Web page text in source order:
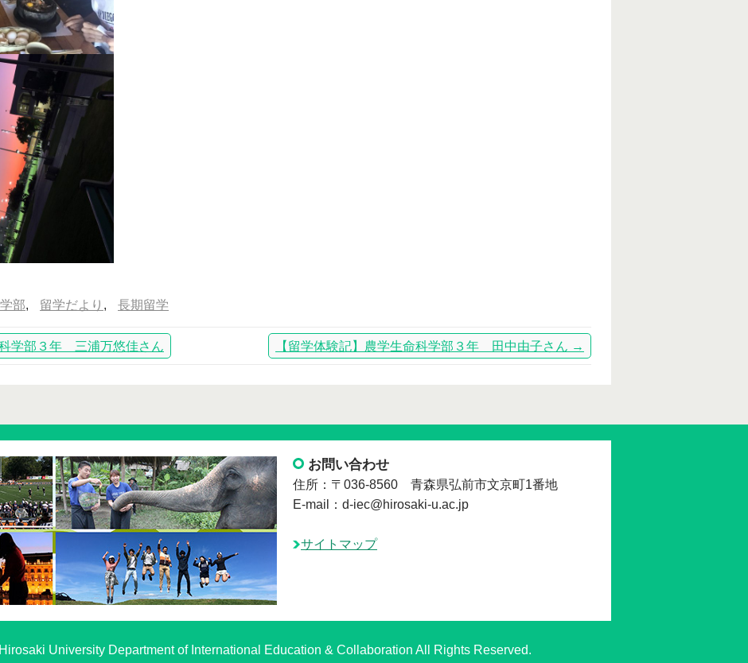
部, 留学だより , 長期留学
学部３年 三浦万悠佳さん 【留学体験記】農学生命科学部３年 田中由子さん →
お問い合わせ
住所：〒036-8560 青森県弘前市文京町1番地
E-mail：d-iec@hirosaki-u.ac.jp
サイトマップ
University Department of International Education & Collaboration All Rights Reserved.